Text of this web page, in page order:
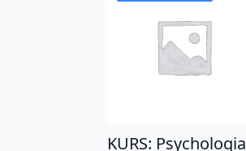
KURS: Psychologia